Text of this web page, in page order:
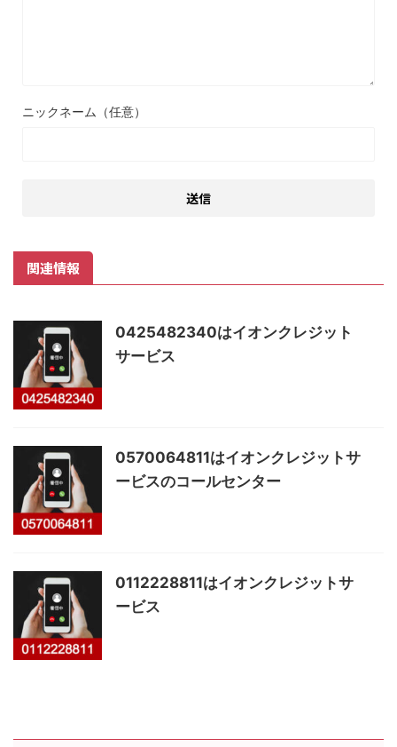
ニックネーム（任意）
関連情報
0425482340はイオンクレジット
サービス
0570064811はイオンクレジットサ
ービスのコールセンター
0112228811はイオンクレジットサ
ービス